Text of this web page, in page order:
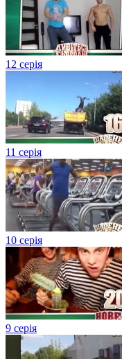
12 серія
11 серія
10 серія
9 серія